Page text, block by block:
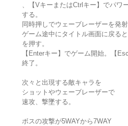
、【VキーまたはCtrlキー】でパワ
する。
同時押しでウェーブレーザーを発射
ゲーム途中にタイトル画面に戻ると
を押す。
【Enterキー】でゲーム開始。【
終了。
次々と出現する敵キャラを
ショットやウェーブレーザーで
速攻、撃墜する。
ボスの攻撃が5WAYから7WAY